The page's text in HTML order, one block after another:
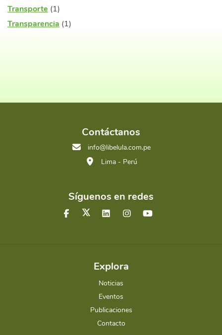
Transporte (1)
Transparencia (1)
Contáctanos
info@libelula.com.pe
Lima - Perú
Síguenos en redes
Explora
Noticias
Eventos
Publicaciones
Contacto